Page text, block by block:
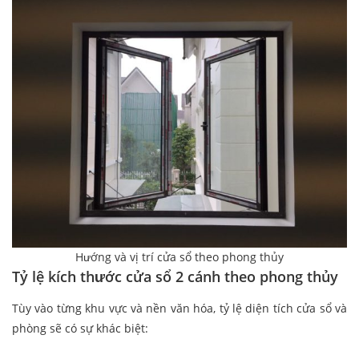
Hướng và vị trí cửa sổ theo phong thủy
Tỷ lệ kích thước cửa sổ 2 cánh theo phong thủy
Tùy vào từng khu vực và nền văn hóa, tỷ lệ diện tích cửa sổ và
phòng sẽ có sự khác biệt: